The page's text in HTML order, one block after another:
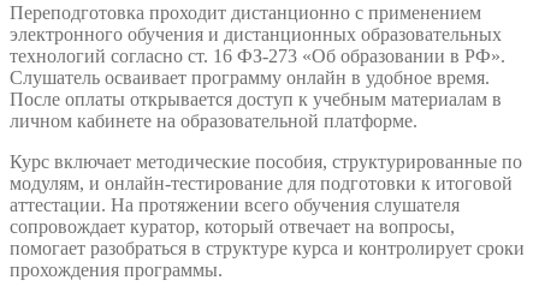
Переподготовка проходит дистанционно с применением
электронного обучения и дистанционных образовательных
технологий согласно ст. 16 ФЗ-273 «Об образовании в РФ».
Слушатель осваивает программу онлайн в удобное время.
После оплаты открывается доступ к учебным материалам в
личном кабинете на образовательной платформе.
Курс включает методические пособия, структурированные по
модулям, и онлайн-тестирование для подготовки к итоговой
аттестации. На протяжении всего обучения слушателя
сопровождает куратор, который отвечает на вопросы,
помогает разобраться в структуре курса и контролирует сроки
прохождения программы.